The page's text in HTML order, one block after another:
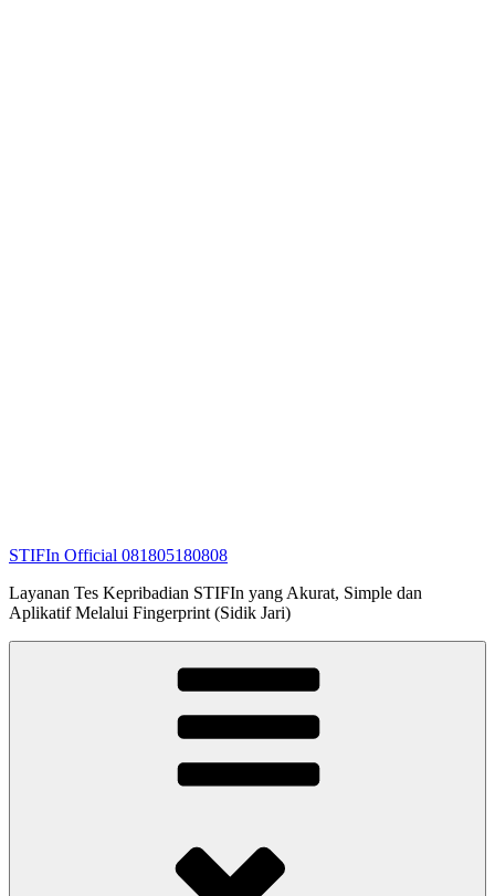
STIFIn Official 081805180808
Layanan Tes Kepribadian STIFIn yang Akurat, Simple dan
Aplikatif Melalui Fingerprint (Sidik Jari)